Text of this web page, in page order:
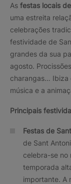
As festas locais
uma estreita
celebrações
festividade de
grandes da sua
agosto.
charangas… Ibiza
música e a
Principais
Festas de
de Sant
celebra-se no
temporada
importante. A